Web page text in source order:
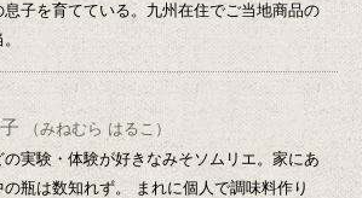
息子を育てている。九州在住でご当地商品の
（みねむら はるこ）
の実験・体験が好きなみそソムリエ。家にあ
の瓶は数知れず。 まれに個人で調味料作り